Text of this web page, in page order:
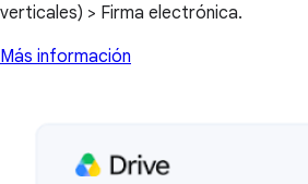
verticales) > Firma electrónica.
Más información